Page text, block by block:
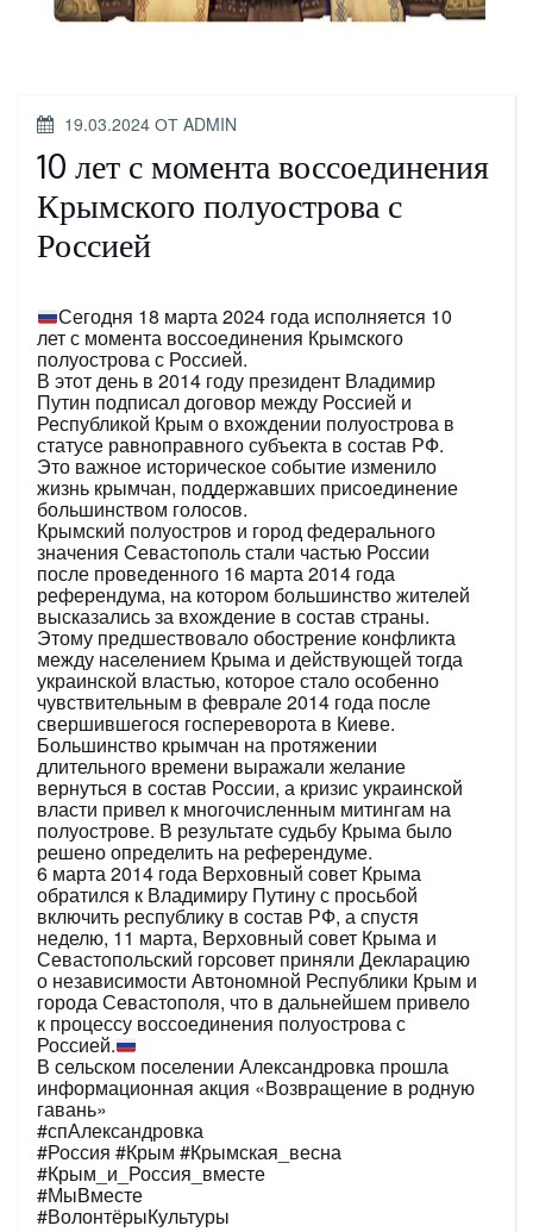
ОПУБЛИКОВАНО
19.03.2024 ОТ ADMIN
10 лет с момента воссоединения
Крымского полуострова с
Россией
Сегодня 18 марта 2024 года исполняется 10
лет с момента воссоединения Крымского
полуострова с Россией.
В этот день в 2014 году президент Владимир
Путин подписал договор между Россией и
Республикой Крым о вхождении полуострова в
статусе равноправного субъекта в состав РФ.
Это важное историческое событие изменило
жизнь крымчан, поддержавших присоединение
большинством голосов.
Крымский полуостров и город федерального
значения Севастополь стали частью России
после проведенного 16 марта 2014 года
референдума, на котором большинство жителей
высказались за вхождение в состав страны.
Этому предшествовало обострение конфликта
между населением Крыма и действующей тогда
украинской властью, которое стало особенно
чувствительным в феврале 2014 года после
свершившегося госпереворота в Киеве.
Большинство крымчан на протяжении
длительного времени выражали желание
вернуться в состав России, а кризис украинской
власти привел к многочисленным митингам на
полуострове. В результате судьбу Крыма было
решено определить на референдуме.
6 марта 2014 года Верховный совет Крыма
обратился к Владимиру Путину с просьбой
включить республику в состав РФ, а спустя
неделю, 11 марта, Верховный совет Крыма и
Севастопольский горсовет приняли Декларацию
о независимости Автономной Республики Крым и
города Севастополя, что в дальнейшем привело
к процессу воссоединения полуострова с
Россией.
В сельском поселении Александровка прошла
информационная акция «Возвращение в родную
гавань»
#спАлександровка
#Россия #Крым #Крымская_весна
#Крым_и_Россия_вместе
#МыВместе
#ВолонтёрыКультуры